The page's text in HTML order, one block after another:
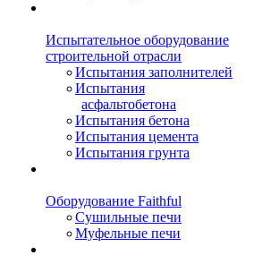
Испытательное оборудование
строительной отрасли
Испытания заполнителей
Испытания
асфальтобетона
Испытания бетона
Испытания цемента
Испытания грунта
Оборудование Faithful
Сушильные печи
Муфельные печи